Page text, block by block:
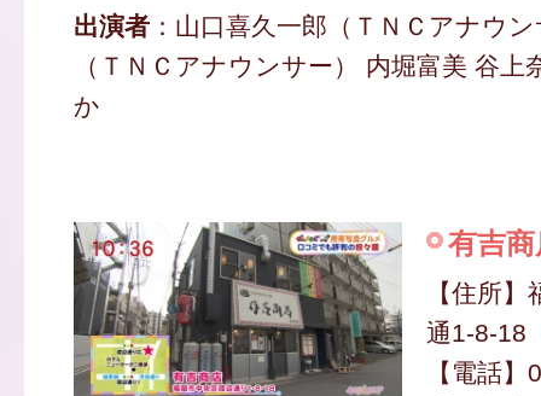
出演者：山口喜久一郎（ＴＮＣアナウ
（ＴＮＣアナウンサー） 内堀富美 谷上
か
有吉商
【住所
通1-8-18
【電話